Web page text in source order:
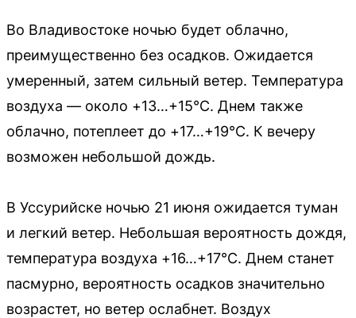
Во Владивостоке ночью будет облачно,
преимущественно без осадков. Ожидается
умеренный, затем сильный ветер. Температура
воздуха — около +13…+15°C. Днем также
облачно, потеплеет до +17…+19°C. К вечеру
возможен небольшой дождь.
В Уссурийске ночью 21 июня ожидается туман
и легкий ветер. Небольшая вероятность дождя,
температура воздуха +16…+17°C. Днем станет
пасмурно, вероятность осадков значительно
возрастет, но ветер ослабнет. Воздух